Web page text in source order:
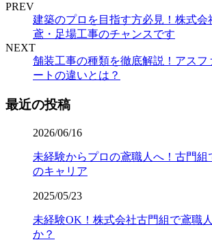
PREV
建築のプロを目指す方必見！株式会
鳶・足場工事のチャンスです
NEXT
舗装工事の種類を徹底解説！アスフ
ートの違いとは？
最近の投稿
2026/06/16
未経験からプロの鳶職人へ！古門組
のキャリア
2025/05/23
未経験OK！株式会社古門組で鳶職
か？